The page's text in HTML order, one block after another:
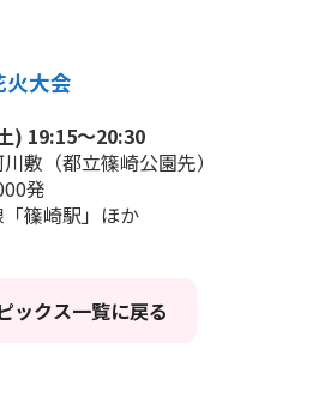
大会
) 19:15～20:30
敷（都立篠崎公園先）
発
篠崎駅」ほか
ックス一覧に戻る